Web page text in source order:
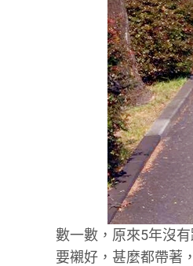
數一數，原來5年沒
要襯好，甚麼都帶著